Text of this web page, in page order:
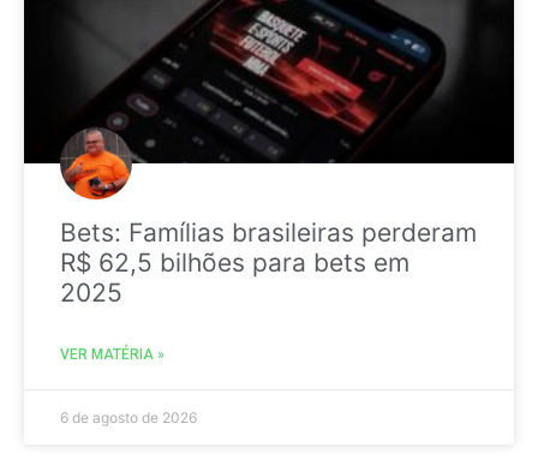
Bets: Famílias brasileiras perderam
R$ 62,5 bilhões para bets em
2025
VER MATÉRIA »
6 de agosto de 2026